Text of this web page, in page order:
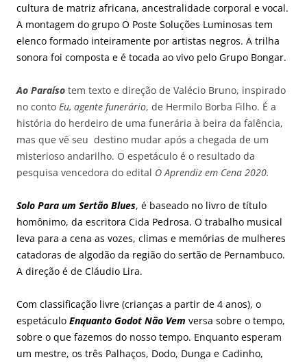
cultura de matriz africana, ancestralidade corporal e vocal.
A montagem do grupo O Poste Soluções Luminosas tem
elenco formado inteiramente por artistas negros. A trilha
sonora foi composta e é tocada ao vivo pelo Grupo Bongar.
Ao Paraíso tem texto e direção de Valécio Bruno, inspirado
no conto Eu, agente funerário, de Hermilo Borba Filho. É a
história do herdeiro de uma funerária à beira da falência,
mas que vê seu destino mudar após a chegada de um
misterioso andarilho. O espetáculo é o resultado da
pesquisa vencedora do edital O Aprendiz em Cena 2020.
Solo Para um Sertão Blues, é baseado no livro de título
homônimo, da escritora Cida Pedrosa. O trabalho musical
leva para a cena as vozes, climas e memórias de mulheres
catadoras de algodão da região do sertão de Pernambuco.
A direção é de Cláudio Lira.
Com classificação livre (crianças a partir de 4 anos), o
espetáculo Enquanto Godot Não Vem versa sobre o tempo,
sobre o que fazemos do nosso tempo. Enquanto esperam
um mestre, os três Palhaços, Dodo, Dunga e Cadinho,